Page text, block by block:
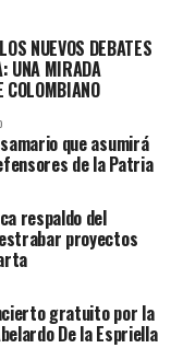
NUEVOS DEBATES
UNA MIRADA
COLOMBIANO
que asumirá
de la Patria
respaldo del
proyectos
gratuito por la
De la Espriella